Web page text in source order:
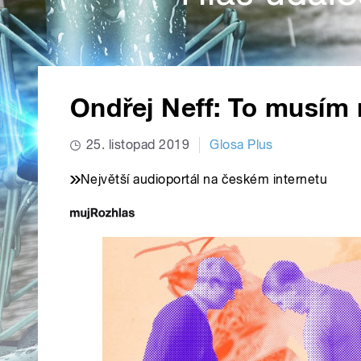
Ondřej Neff: To musím
25. listopad 2019 Glosa Plus
Největší audioportál na českém internetu